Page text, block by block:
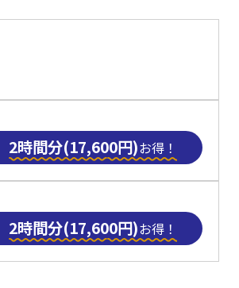
2時間分(17,600円)お得！
2時間分(17,600円)お得！